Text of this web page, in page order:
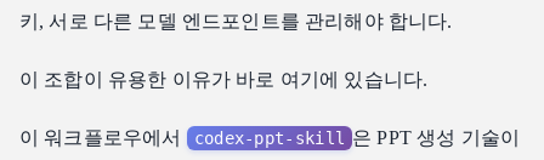
키, 서로 다른 모델 엔드포인트를 관리해야 합니다.
이 조합이 유용한 이유가 바로 여기에 있습니다.
이 워크플로우에서 codex-ppt-skill 은 PPT 생성 기술이